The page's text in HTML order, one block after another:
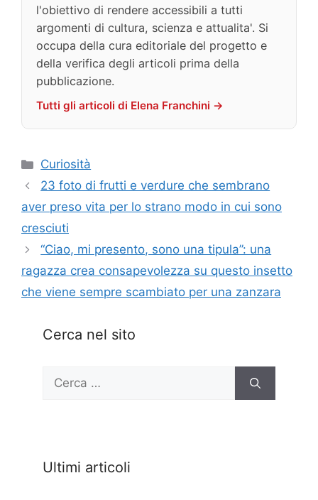
l'obiettivo di rendere accessibili a tutti
argomenti di cultura, scienza e attualita'. Si
occupa della cura editoriale del progetto e
della verifica degli articoli prima della
pubblicazione.
Tutti gli articoli di Elena Franchini →
Categorie
Curiosità
23 foto di frutti e verdure che sembrano
aver preso vita per lo strano modo in cui sono
cresciuti
“Ciao, mi presento, sono una tipula”: una
ragazza crea consapevolezza su questo insetto
che viene sempre scambiato per una zanzara
Cerca nel sito
Ricerca
Ultimi articoli